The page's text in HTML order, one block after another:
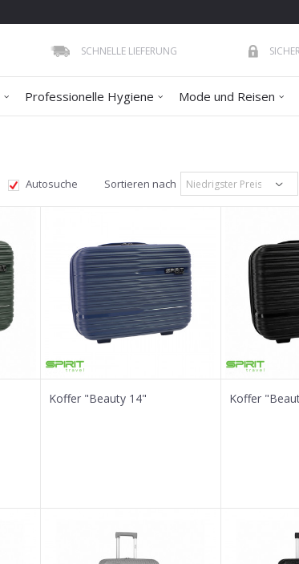
SCHNELLE LIEFERUNG
Professionelle Hygiene Mode und Reisen
Autosuche Sortieren nach
Koffer "Beauty 14" Koffer